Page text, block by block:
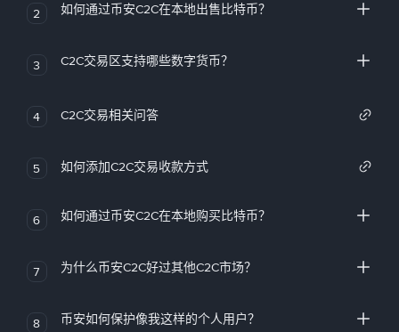
2 如何通过币安C2C在本地出售比特币？
3 C2C交易区支持哪些数字货币？
4 C2C交易相关问答
5 如何添加C2C交易收款方式
6 如何通过币安C2C在本地购买比特币？
7 为什么币安C2C好过其他C2C市场？
8 币安如何保护像我这样的个人用户？